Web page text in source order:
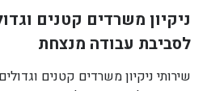
ניקיון משרדים קטנים
לסביבת עבודה מנצחת
שירותי ניקיון משרדים קטנים